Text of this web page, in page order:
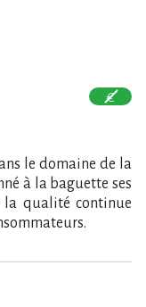
le domaine de la
à la baguette ses
la qualité continue